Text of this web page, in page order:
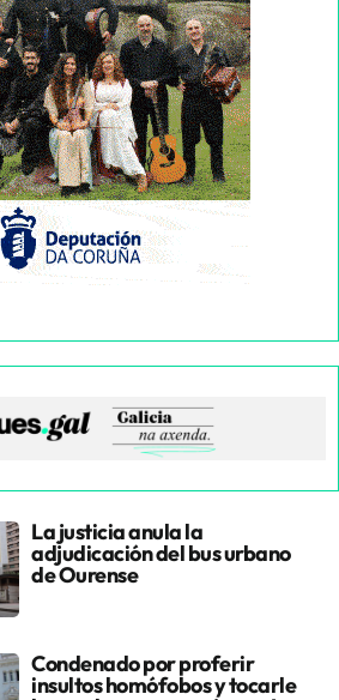
La justicia anula la
adjudicación del bus urbano
de Ourense
Condenado por proferir
insultos homófobos y tocarle